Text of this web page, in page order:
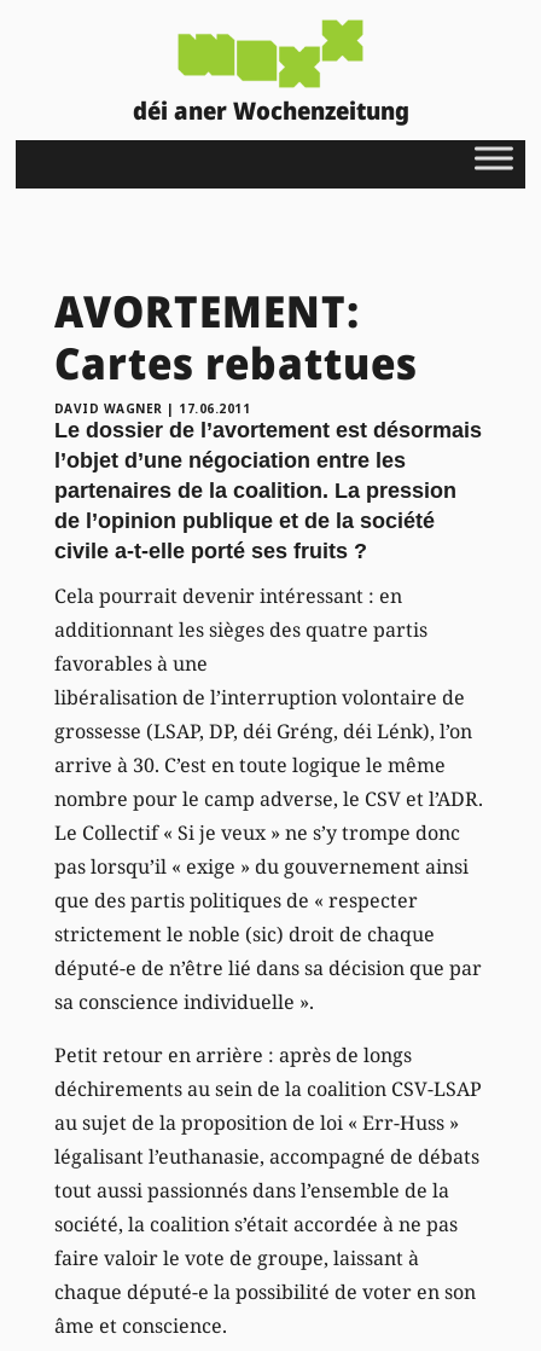
déi aner Wochenzeitung
AVORTEMENT:
Cartes rebattues
DAVID WAGNER | 17.06.2011
Le dossier de l’avortement est désormais
l’objet d’une négociation entre les
partenaires de la coalition. La pression
de l’opinion publique et de la société
civile a-t-elle porté ses fruits ?
Cela pourrait devenir intéressant : en
additionnant les sièges des quatre partis
favorables à une
libéralisation de l’interruption volontaire de
grossesse (LSAP, DP, déi Gréng, déi Lénk), l’on
arrive à 30. C’est en toute logique le même
nombre pour le camp adverse, le CSV et l’ADR.
Le Collectif « Si je veux » ne s’y trompe donc
pas lorsqu’il « exige » du gouvernement ainsi
que des partis politiques de « respecter
strictement le noble (sic) droit de chaque
député-e de n’être lié dans sa décision que par
sa conscience individuelle ».
Petit retour en arrière : après de longs
déchirements au sein de la coalition CSV-LSAP
au sujet de la proposition de loi « Err-Huss »
légalisant l’euthanasie, accompagné de débats
tout aussi passionnés dans l’ensemble de la
société, la coalition s’était accordée à ne pas
faire valoir le vote de groupe, laissant à
chaque député-e la possibilité de voter en son
âme et conscience.